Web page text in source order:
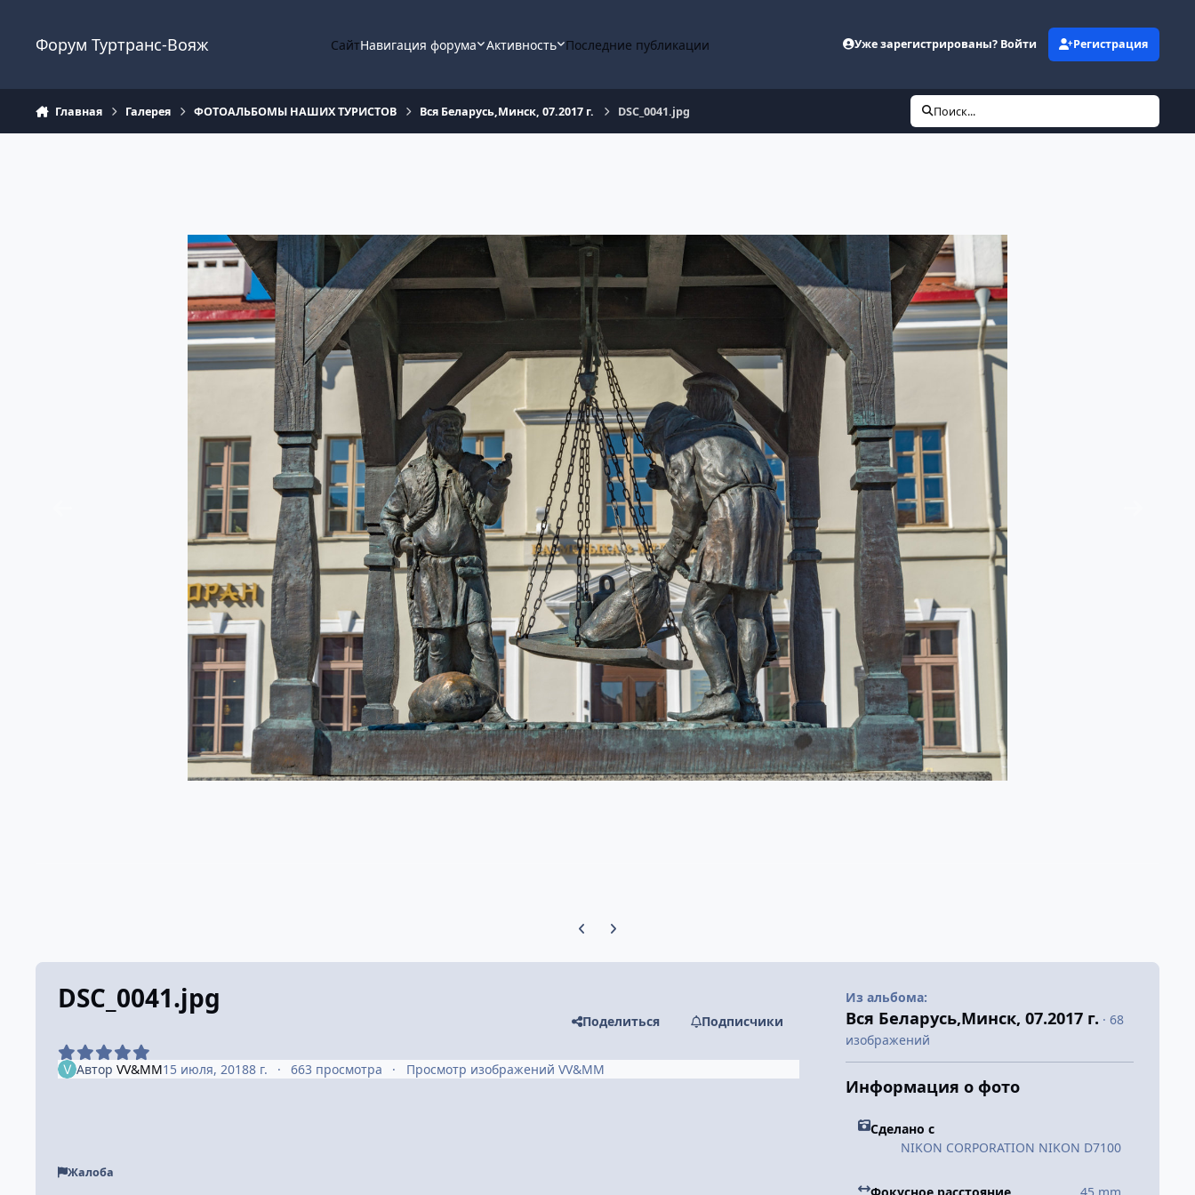
Форум Туртранс-Вояж СайтНавигация форума Активность Последние публикации Уже зарегистрированы? Войти Регистрация
Главная Галерея ФОТОАЛЬБОМЫ НАШИХ ТУРИСТОВ Вся Беларусь,Минск, 07.2017 г. DSC_0041.jpg Поиск...
Предыдущий слайд карусели
Следующий слайд карусели
DSC_0041.jpg
Поделиться Подписчики
Автор VV&MM15 июля, 20188 г. 663 просмотра Просмотр изображений VV&MM
Жалоба
Из альбома:
Вся Беларусь,Минск, 07.2017 г. · 68
изображений
Информация о фото
Сделано с
NIKON CORPORATION NIKON D7100